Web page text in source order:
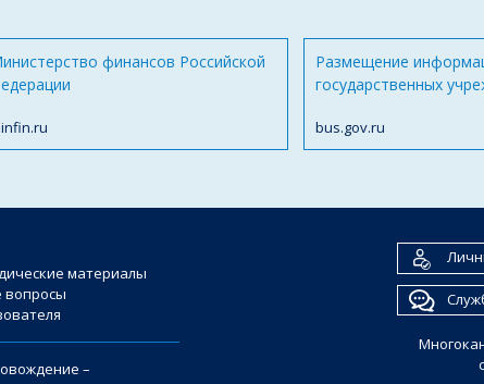
финансов Российской
Размещение
государственных
bus.gov.ru
материалы
вопросы
–